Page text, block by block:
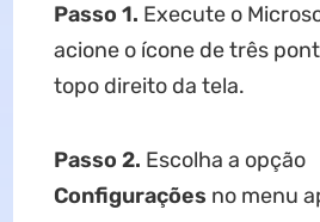
Passo 1. Execute o
acione o ícone de três
topo direito da tela.
Passo 2. Escolha a opção
Configurações no menu